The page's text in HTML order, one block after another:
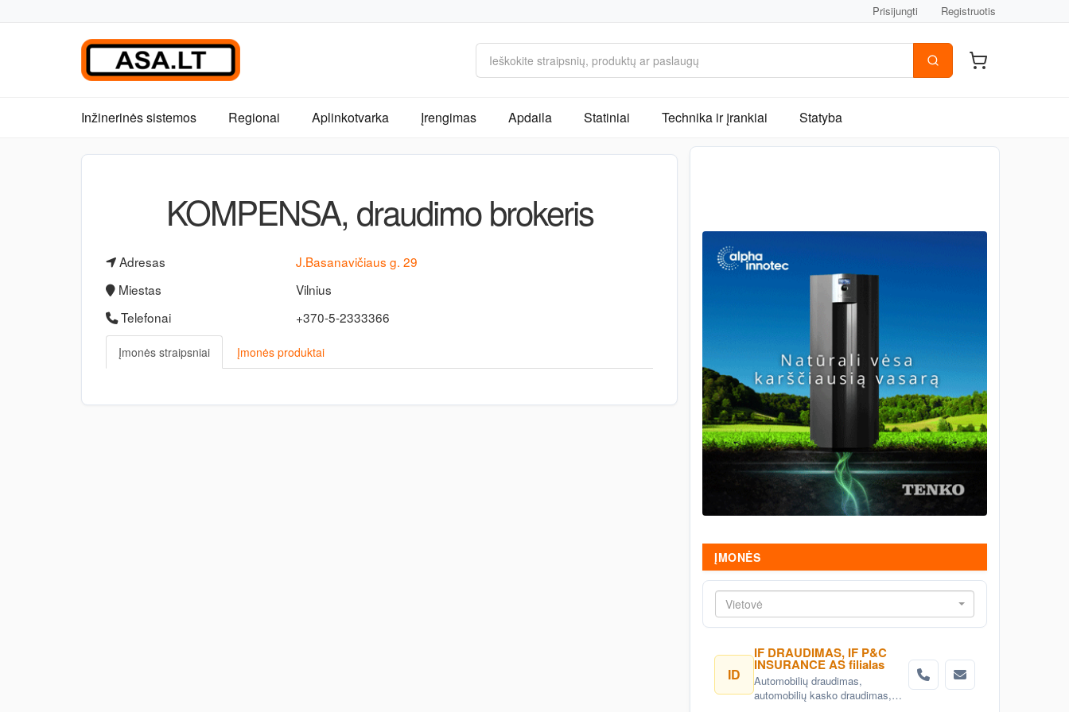
Prisijungti Registruotis
Inžinerinės sistemos Regionai Aplinkotvarka Įrengimas Apdaila Statiniai Technika ir įrankiai Statyba
KOMPENSA, draudimo brokeris
Adresas
J.Basanavičiaus g. 29
Miestas
Vilnius
Telefonai
+370-5-2333366
Įmonės straipsniai Įmonės produktai
ĮMONĖS
Vietovė
ID
IF DRAUDIMAS, IF P&C
INSURANCE AS filialas
Automobilių draudimas,
automobilių kasko draudimas,